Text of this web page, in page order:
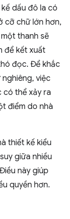
dấu đô la có
cỡ chữ lớn hơn,
thanh sẽ
để kết xuất
đọc. Để khắc
việc
có thể xảy ra
điểm do nhà
thiết kế kiểu
giữa nhiều
này giúp
quyền hơn.